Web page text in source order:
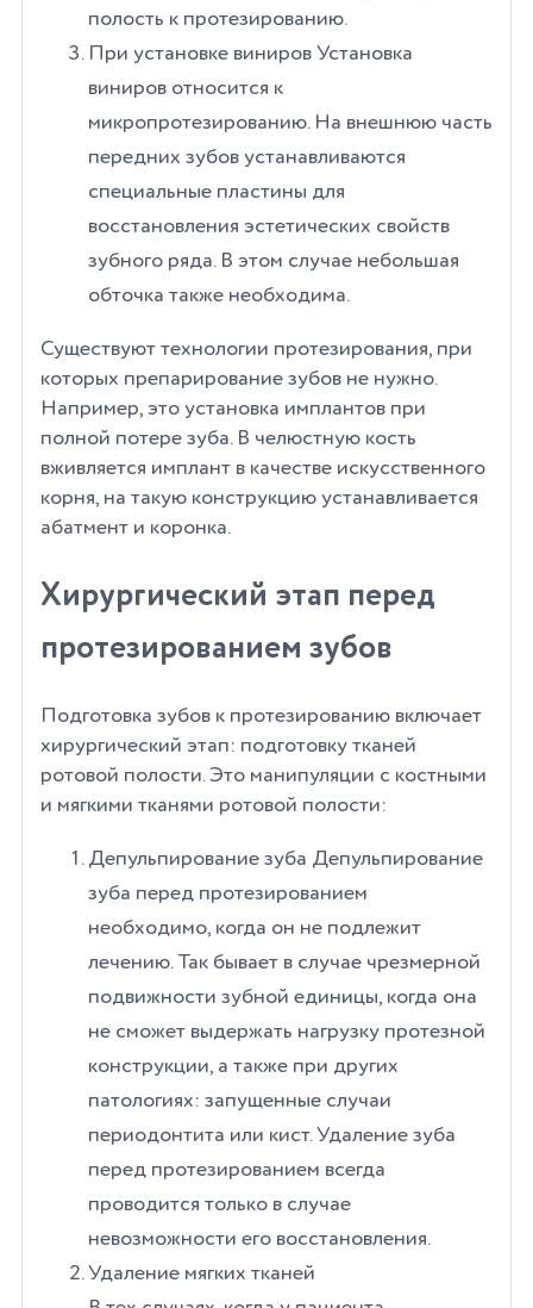
полость к протезированию.
При установке виниров Установка
виниров относится к
микропротезированию. На внешнюю часть
передних зубов устанавливаются
специальные пластины для
восстановления эстетических свойств
зубного ряда. В этом случае небольшая
обточка также необходима.
Существуют технологии протезирования, при
которых препарирование зубов не нужно.
Например, это установка имплантов при
полной потере зуба. В челюстную кость
вживляется имплант в качестве искусственного
корня, на такую конструкцию устанавливается
абатмент и коронка.
Хирургический этап перед
протезированием зубов
Подготовка зубов к протезированию включает
хирургический этап: подготовку тканей
ротовой полости. Это манипуляции с костными
и мягкими тканями ротовой полости:
Депульпирование зуба Депульпирование
зуба перед протезированием
необходимо, когда он не подлежит
лечению. Так бывает в случае чрезмерной
подвижности зубной единицы, когда она
не сможет выдержать нагрузку протезной
конструкции, а также при других
патологиях: запущенные случаи
периодонтита или кист. Удаление зуба
перед протезированием всегда
проводится только в случае
невозможности его восстановления.
Удаление мягких тканей